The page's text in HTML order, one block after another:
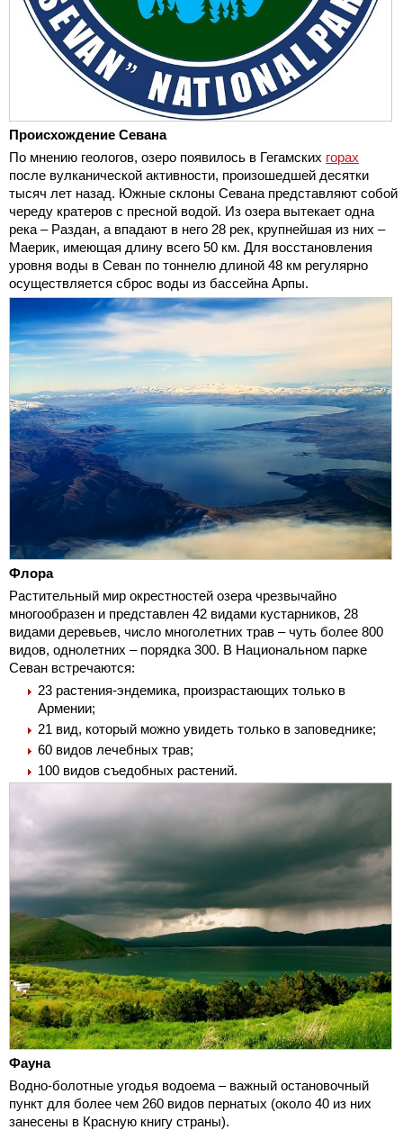
Происхождение Севана
По мнению геологов, озеро появилось в Гегамских горах
после вулканической активности, произошедшей десятки
тысяч лет назад. Южные склоны Севана представляют собой
череду кратеров с пресной водой. Из озера вытекает одна
река – Раздан, а впадают в него 28 рек, крупнейшая из них –
Маерик, имеющая длину всего 50 км. Для восстановления
уровня воды в Севан по тоннелю длиной 48 км регулярно
осуществляется сброс воды из бассейна Арпы.
Флора
Растительный мир окрестностей озера чрезвычайно
многообразен и представлен 42 видами кустарников, 28
видами деревьев, число многолетних трав – чуть более 800
видов, однолетних – порядка 300. В Национальном парке
Севан встречаются:
23 растения-эндемика, произрастающих только в
Армении;
21 вид, который можно увидеть только в заповеднике;
60 видов лечебных трав;
100 видов съедобных растений.
Фауна
Водно-болотные угодья водоема – важный остановочный
пункт для более чем 260 видов пернатых (около 40 из них
занесены в Красную книгу страны).